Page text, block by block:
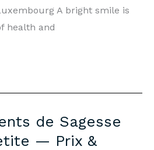
A bright smile is
health and
de Sagesse
— Prix &